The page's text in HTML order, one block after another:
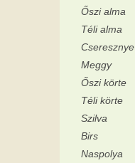
Őszi alma
Téli alma
Cseresznye
Meggy
Őszi körte
Téli körte
Szilva
Birs
Naspolya